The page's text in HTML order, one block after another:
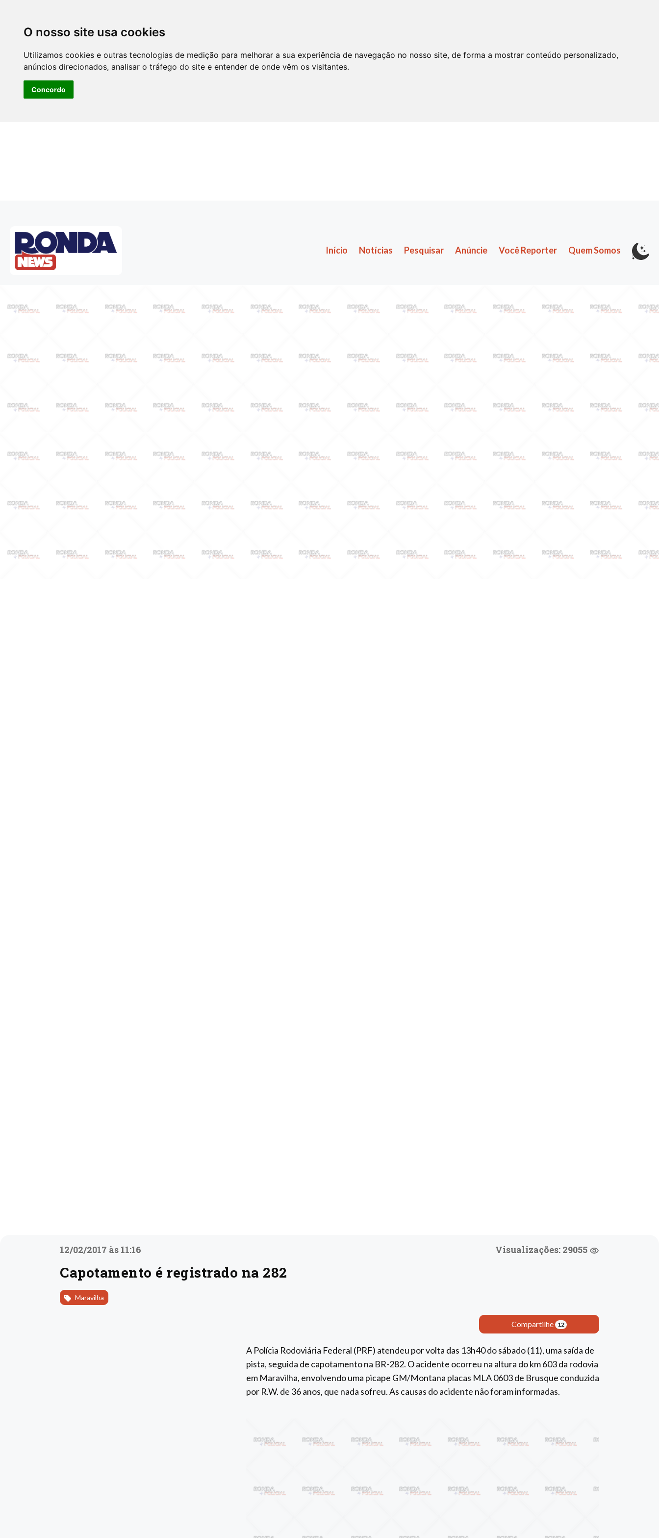
O nosso site usa cookies
Utilizamos cookies e outras tecnologias de medição para melhorar a sua experiência de navegação no nosso site, de forma a mostrar conteúdo personalizado,
anúncios direcionados, analisar o tráfego do site e entender de onde vêm os visitantes.
Concordo
Início Notícias Pesquisar Anúncie Você Reporter Quem Somos
12/02/2017 às 11:16 Visualizações: 29055
Capotamento é registrado na 282
Maravilha
Compartilhe 12
A Polícia Rodoviária Federal (PRF) atendeu por volta das 13h40 do sábado (11), uma saída de
pista, seguida de capotamento na BR-282. O acidente ocorreu na altura do km 603 da rodovia
em Maravilha, envolvendo uma picape GM/Montana placas MLA 0603 de Brusque conduzida
por R.W. de 36 anos, que nada sofreu. As causas do acidente não foram informadas.